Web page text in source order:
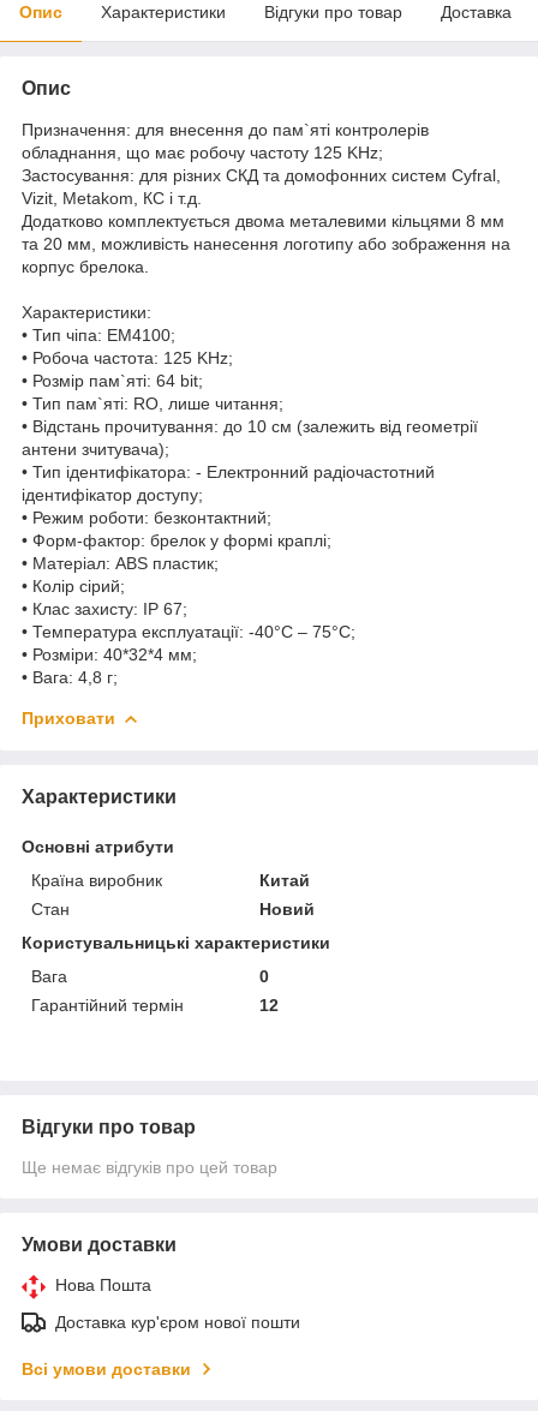
Опис Характеристики Відгуки про товар Доставка
Опис
Призначення: для внесення до пам`яті контролерів
обладнання, що має робочу частоту 125 KHz;
Застосування: для різних СКД та домофонних систем Cyfral,
Vizit, Metakom, КС і т.д.
Додатково комплектується двома металевими кільцями 8 мм
та 20 мм, можливість нанесення логотипу або зображення на
корпус брелока.
Характеристики:
• Тип чіпа: EM4100;
• Робоча частота: 125 KHz;
• Розмір пам`яті: 64 bit;
• Тип пам`яті: RO, лише читання;
• Відстань прочитування: до 10 см (залежить від геометрії
антени зчитувача);
• Тип ідентифікатора: - Електронний радіочастотний
ідентифікатор доступу;
• Режим роботи: безконтактний;
• Форм-фактор: брелок у формі краплі;
• Матеріал: ABS пластик;
• Колір сірий;
• Клас захисту: IP 67;
• Температура експлуатації: -40°С – 75°С;
• Розміри: 40*32*4 мм;
• Вага: 4,8 г;
Приховати
Характеристики
Основні атрибути
Країна виробник
Китай
Стан
Новий
Користувальницькі характеристики
Вага
0
Гарантійний термін
12
Відгуки про товар
Ще немає відгуків про цей товар
Умови доставки
Нова Пошта
Доставка кур'єром нової пошти
Всі умови доставки